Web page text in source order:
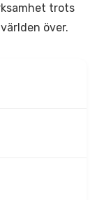
trots
över.